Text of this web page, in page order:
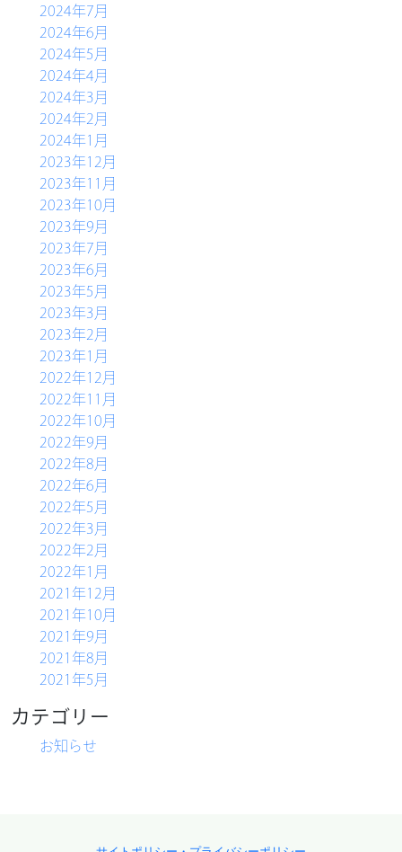
アクセス
2024年7月
2024年6月
2024年5月
2024年4月
2024年3月
2024年2月
2024年1月
2023年12月
2023年11月
2023年10月
2023年9月
2023年7月
2023年6月
2023年5月
2023年3月
2023年2月
2023年1月
2022年12月
2022年11月
2022年10月
2022年9月
2022年8月
2022年6月
2022年5月
2022年3月
2022年2月
2022年1月
2021年12月
2021年10月
2021年9月
2021年8月
2021年5月
カテゴリー
お知らせ